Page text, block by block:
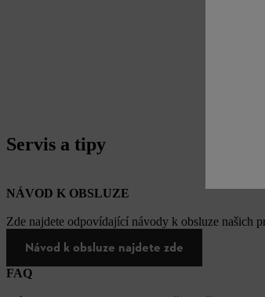
Servis a tipy
NÁVOD K OBSLUZE
Zde najdete odpovídající návody k obsluze našich
Návod k obsluze najdete zde
FAQ